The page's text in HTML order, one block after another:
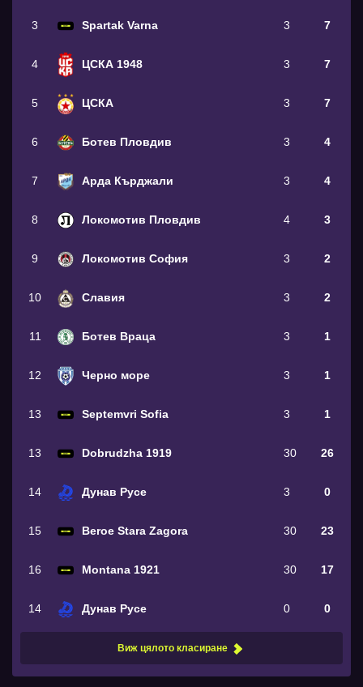
3 Spartak Varna 3 7
4 ЦСКА 1948 3 7
5 ЦСКА 3 7
6 Ботев Пловдив 3 4
7 Арда Кърджали 3 4
8 Локомотив Пловдив 4 3
9 Локомотив София 3 2
10 Славия 3 2
11 Ботев Враца 3 1
12 Черно море 3 1
13 Septemvri Sofia 3 1
13 Dobrudzha 1919 30 26
14 Дунав Русе 3 0
15 Beroe Stara Zagora 30 23
16 Montana 1921 30 17
14 Дунав Русе 0 0
Виж цялото класиране